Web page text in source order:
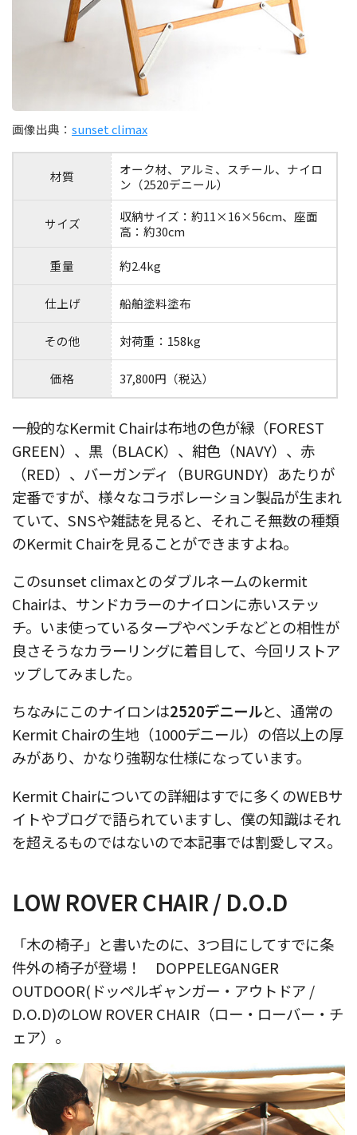
画像出典： sunset climax
材質
オーク材、アルミ、スチール、ナイロ
ン（2520デニール）
サイズ
収納サイズ：約11×16×56cm、座面
高：約30cm
重量 約2.4kg
仕上げ 船舶塗料塗布
その他 対荷重：158kg
価格 37,800円（税込）
一般的なKermit Chairは布地の色が緑（FOREST
GREEN）、黒（BLACK）、紺色（NAVY）、赤
（RED）、バーガンディ（BURGUNDY）あたりが
定番ですが、様々なコラボレーション製品が生まれ
ていて、SNSや雑誌を見ると、それこそ無数の種類
のKermit Chairを見ることができますよね。
このsunset climaxとのダブルネームのkermit
Chairは、サンドカラーのナイロンに赤いステッ
チ。いま使っているタープやベンチなどとの相性が
良さそうなカラーリングに着目して、今回リストア
ップしてみました。
ちなみにこのナイロンは2520デニールと、通常の
Kermit Chairの生地（1000デニール）の倍以上の厚
みがあり、かなり強靭な仕様になっています。
Kermit Chairについての詳細はすでに多くのWEBサ
イトやブログで語られていますし、僕の知識はそれ
を超えるものではないので本記事では割愛しマス。
LOW ROVER CHAIR / D.O.D
「木の椅子」と書いたのに、3つ目にしてすでに条
件外の椅子が登場！ DOPPELEGANGER
OUTDOOR(ドッペルギャンガー・アウトドア /
D.O.D)のLOW ROVER CHAIR（ロー・ローバー・チ
ェア）。